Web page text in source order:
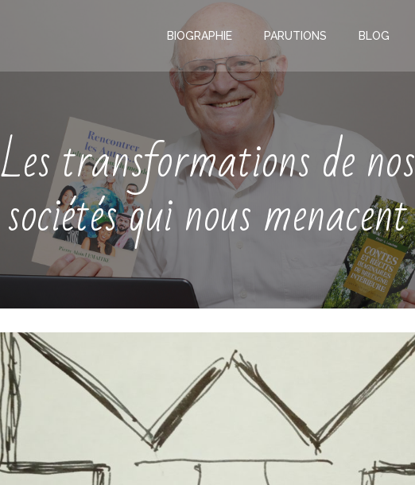
BIOGRAPHIE PARUTIONS BLOG
Les transformations de nos
sociétés qui nous menacent